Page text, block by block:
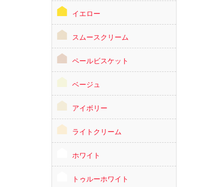
イエロー
スムースクリーム
ペールビスケット
ベージュ
アイボリー
ライトクリーム
ホワイト
トゥルーホワイト